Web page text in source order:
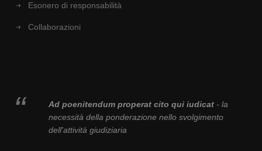
Esonero di responsabilità
Collaborazioni
Ad poenitendum properat cito qui iudicat- la
necessità della ponderazione nello svolgimento
dell'attività giudiziaria